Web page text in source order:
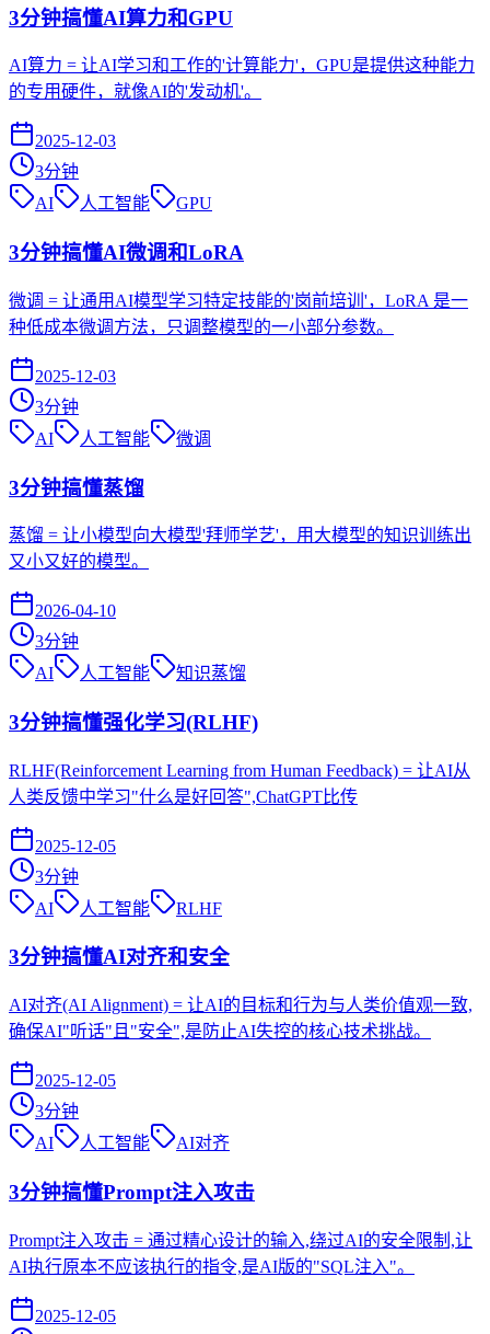
3分钟搞懂AI算力和GPU
AI算力 = 让AI学习和工作的'计算能力'，GPU是提供这种能力
的专用硬件，就像AI的'发动机'。
2025-12-03
3分钟
AI
人工智能 GPU
3分钟搞懂AI微调和LoRA
微调 = 让通用AI模型学习特定技能的'岗前培训'，LoRA 是一
种低成本微调方法，只调整模型的一小部分参数。
2025-12-03
3分钟
AI
人工智能 微调
3分钟搞懂蒸馏
蒸馏 = 让小模型向大模型'拜师学艺'，用大模型的知识训练出
又小又好的模型。
2026-04-10
3分钟
AI
人工智能 知识蒸馏
3分钟搞懂强化学习(RLHF)
RLHF(Reinforcement Learning from Human Feedback) = 让AI从
人类反馈中学习"什么是好回答",ChatGPT比传
2025-12-05
3分钟
AI
人工智能 RLHF
3分钟搞懂AI对齐和安全
AI对齐(AI Alignment) = 让AI的目标和行为与人类价值观一致,
确保AI"听话"且"安全",是防止AI失控的核心技术挑战。
2025-12-05
3分钟
AI
人工智能 AI对齐
3分钟搞懂Prompt注入攻击
Prompt注入攻击 = 通过精心设计的输入,绕过AI的安全限制,让
AI执行原本不应该执行的指令,是AI版的"SQL注入"。
2025-12-05